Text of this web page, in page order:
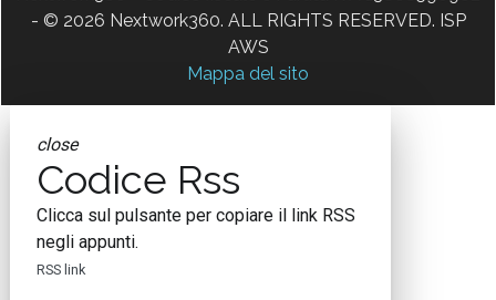
- © 2026 Nextwork360. ALL RIGHTS RESERVED. ISP
AWS
Mappa del sito
close
Codice Rss
Clicca sul pulsante per copiare il link RSS
negli appunti.
RSS link